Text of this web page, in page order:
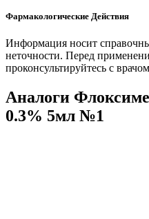
Фармакологические Действия
Информация носит
неточности. Перед
проконсультируйтесь с
Аналоги
0.3% 5мл №1